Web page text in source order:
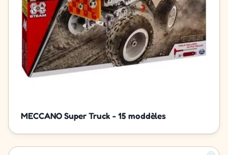
MECCANO Super Truck - 15 moddèles